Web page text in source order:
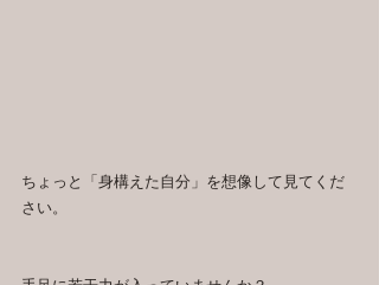
ちょっと「身構えた自分」を想像して見てくだ
さい。